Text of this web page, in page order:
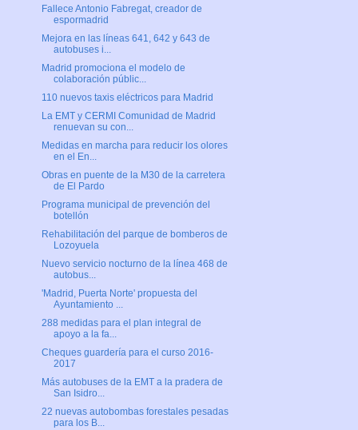
Fallece Antonio Fabregat, creador de
espormadrid
Mejora en las líneas 641, 642 y 643 de
autobuses i...
Madrid promociona el modelo de
colaboración públic...
110 nuevos taxis eléctricos para Madrid
La EMT y CERMI Comunidad de Madrid
renuevan su con...
Medidas en marcha para reducir los olores
en el En...
Obras en puente de la M30 de la carretera
de El Pardo
Programa municipal de prevención del
botellón
Rehabilitación del parque de bomberos de
Lozoyuela
Nuevo servicio nocturno de la línea 468 de
autobus...
'Madrid, Puerta Norte' propuesta del
Ayuntamiento ...
288 medidas para el plan integral de
apoyo a la fa...
Cheques guardería para el curso 2016-
2017
Más autobuses de la EMT a la pradera de
San Isidro...
22 nuevas autobombas forestales pesadas
para los B...